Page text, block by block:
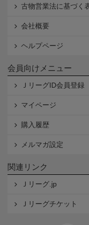
古物営業法に基づく
会社概要
ヘルプページ
会員向けメニュー
ＪリーグID会員登録
マイページ
購入履歴
メルマガ設定
関連リンク
Ｊリーグ.jp
Ｊリーグチケット